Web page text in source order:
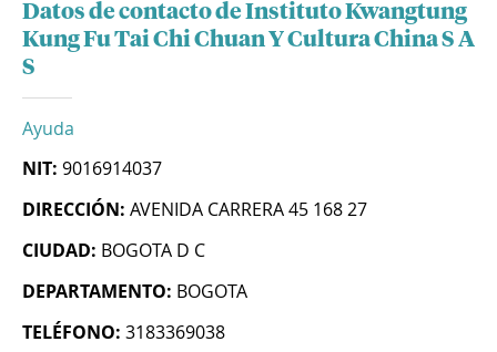
Datos de contacto de Instituto Kwangtung
Kung Fu Tai Chi Chuan Y Cultura China S A
S
Ayuda
NIT: 9016914037
DIRECCIÓN: AVENIDA CARRERA 45 168 27
CIUDAD: BOGOTA D C
DEPARTAMENTO: BOGOTA
TELÉFONO: 3183369038